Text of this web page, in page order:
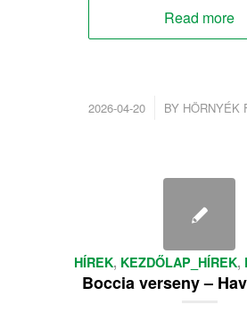
Read more
2026-04-20
/ BY HÖRNYÉK
HÍREK, KEZDŐLAP_HÍREK,
Boccia verseny –